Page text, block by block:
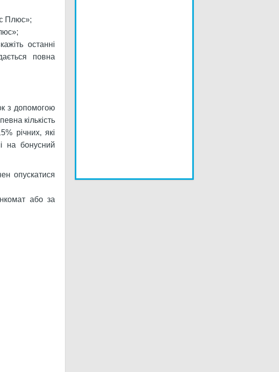
Плюс»;
останні
повна
з допомогою
кількість
річних, які
на бонусний
опускатися
або за